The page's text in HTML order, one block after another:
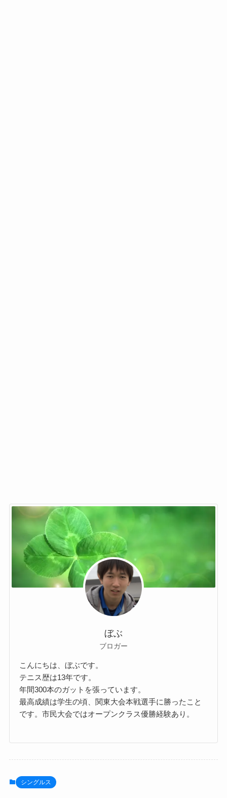
ぼぶ
ブロガー
こんにちは、ぼぶです。
テニス歴は13年です。
年間300本のガットを張っています。
最高成績は学生の頃、関東大会本戦選手に勝ったこと
です。市民大会ではオープンクラス優勝経験あり。
シングルス